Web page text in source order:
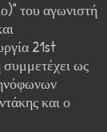
του αγωνιστή
21st
ως
και ο